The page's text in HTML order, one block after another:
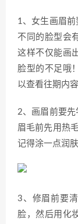
1、女生画眉
不同的脸型会
这样不仅能画
脸型的不足哦
以查看往期内容
2、画眉前要
眉毛前先用热
记得涂一点润
3、修眉前要
脸，然后用化